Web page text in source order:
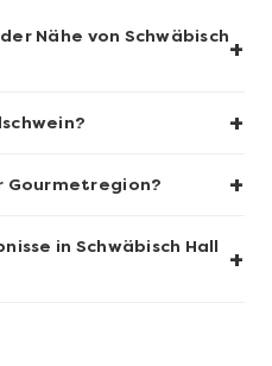
für 2
Nähe von Schwäbisch+
+
Gourmetregion? +
in Schwäbisch Hall
+